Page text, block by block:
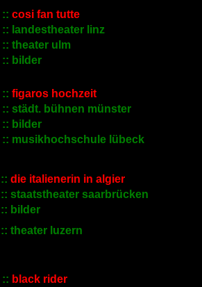
:: cosi fan tutte
:: landestheater linz
:: theater ulm
:: bilder
:: figaros hochzeit
:: städt. bühnen münster
:: bilder
:: musikhochschule lübeck
:: die italienerin in algier
:: staatstheater saarbrücken
:: bilder
:: theater luzern
:: black rider